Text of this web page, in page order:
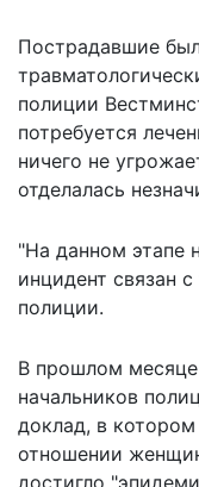
Пострадавшие
полиции
потребуется
ничего не
отделалась
"На данном этапе
инцидент связан
полиции.
В прошлом
начальников
доклад, в
отношении
достигло